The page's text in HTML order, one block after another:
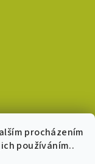
procházením
používáním..
a benefit karty